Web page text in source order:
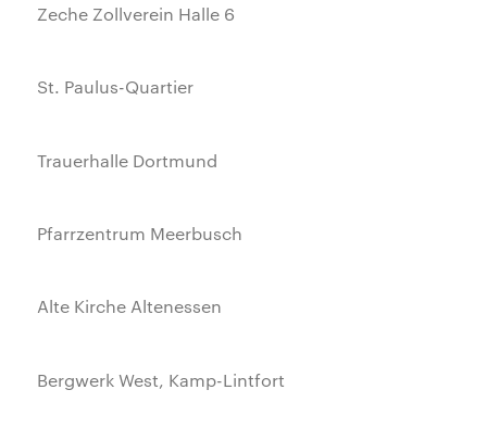
Zeche Zollverein Halle 6
St. Paulus-Quartier
Trauerhalle Dortmund
Pfarrzentrum Meerbusch
Alte Kirche Altenessen
Bergwerk West, Kamp-Lintfort